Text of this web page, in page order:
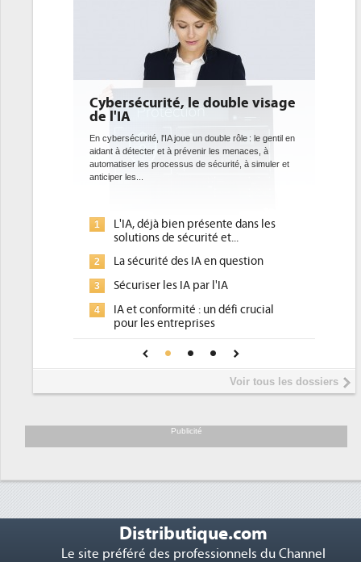
Cybersécurité, le double visage
de l'IA
En cybersécurité, l'IA joue un double rôle : le gentil en
aidant à détecter et à prévenir les menaces, à
automatiser les processus de sécurité, à simuler et
anticiper les...
1
L'IA, déjà bien présente dans les
solutions de sécurité et...
2 La sécurité des IA en question
3 Sécuriser les IA par l'IA
4
IA et conformité : un défi crucial
pour les entreprises
Une IA de confiance pour une IA
plus sûre ?
Voir tous les dossiers
Publicité
Distributique.com
Le site préféré des professionnels du Channel